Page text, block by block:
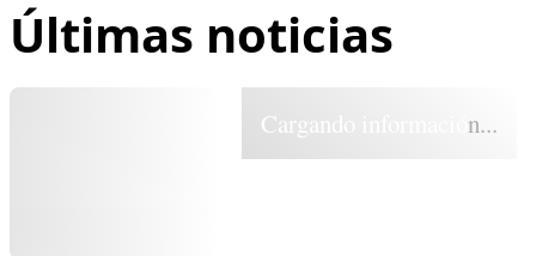
Últimas noticias
Cargando información...